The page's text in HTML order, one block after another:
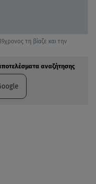
τη βίαζε και την
αναζήτησης